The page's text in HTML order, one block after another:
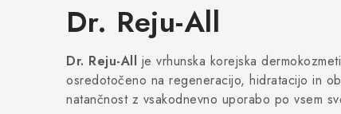
Dr. Reju-All
Dr. Reju-All je vrhunska korejska
osredotočeno na regeneracijo, hidratacijo in
natančnost z vsakodnevno uporabo po vsem